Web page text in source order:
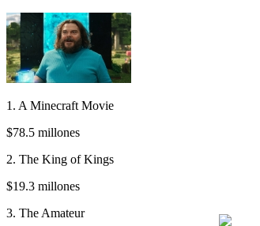
1. A Minecraft Movie
$78.5 millones
2. The King of Kings
$19.3 millones
3. The Amateur